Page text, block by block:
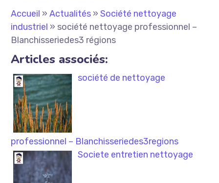
Accueil »Actualités »Société nettoyage
industriel » société nettoyage professionnel –
Blanchisseriedes3 régions
Articles associés:
société de nettoyage
professionnel – Blanchisseriedes3regions
Societe entretien nettoyage